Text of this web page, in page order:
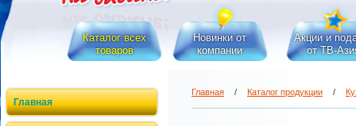
Каталог всех
товаров
Новинки от
компании
Акции и
от ТВ-
Главная
Главная / Каталог продукции /